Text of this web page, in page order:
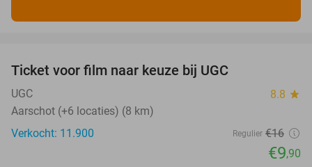
Ticket voor film naar keuze bij UGC
UGC 8.8 star
Aarschot (+6 locaties) (8 km)
Verkocht: 11.900
Regulier €16
€9,90